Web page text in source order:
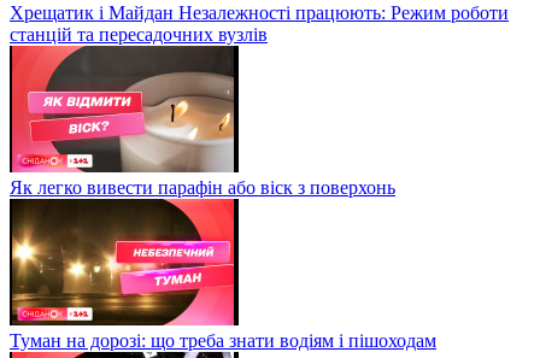
Хрещатик і Майдан Незалежності працюють: Режим роботи
станцій та пересадочних вузлів
Як легко вивести парафін або віск з поверхонь
Туман на дорозі: що треба знати водіям і пішоходам